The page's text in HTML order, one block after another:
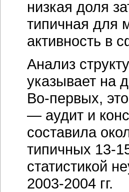
низкая доля
типичная для
активность в
Анализ
указывает на
Во-первых,
— аудит и
составила
типичных 13-
статистикой
2003-2004 гг.